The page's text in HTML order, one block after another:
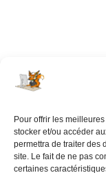
Pour offrir les
stocker et/ou accéder
permettra de traiter des
site. Le fait de ne pas
certaines